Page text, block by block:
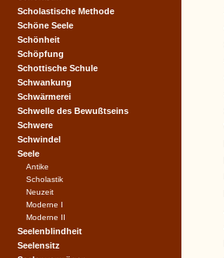
Scholastische Methode
Schöne Seele
Schönheit
Schöpfung
Schottische Schule
Schwankung
Schwärmerei
Schwelle des Bewußtseins
Schwere
Schwindel
Seele
Antike
Scholastik
Neuzeit
Moderne I
Moderne II
Seelenblindheit
Seelensitz